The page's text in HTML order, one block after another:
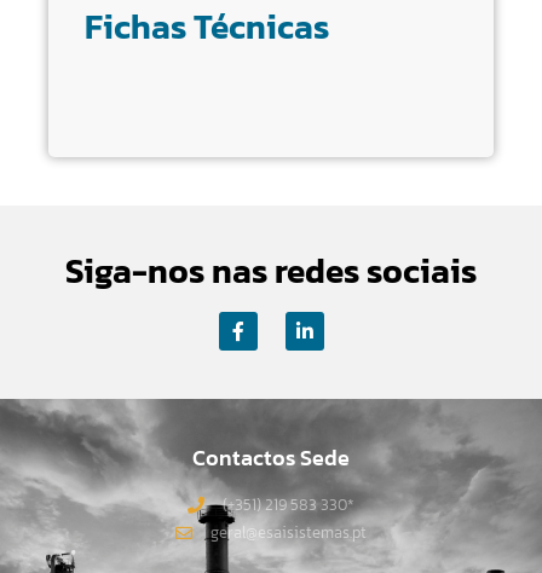
Fichas Técnicas
Siga-nos nas redes sociais
Contactos Sede
(+351) 219 583 330*
geral@esaisistemas.pt